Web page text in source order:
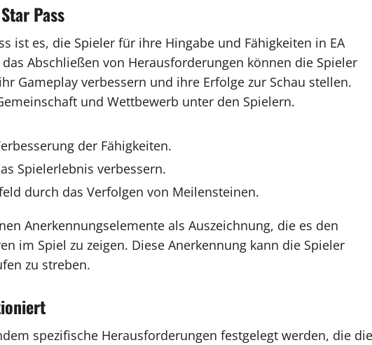
Pass
ist es, die Spieler für ihre Hingabe und Fähigkeiten in EA
das Abschließen von Herausforderungen können die Spieler
Gameplay verbessern und ihre Erfolge zur Schau stellen.
und Wettbewerb unter den Spielern.
der Fähigkeiten.
Spielerlebnis verbessern.
durch das Verfolgen von Meilensteinen.
Anerkennungselemente als Auszeichnung, die es den
im Spiel zu zeigen. Diese Anerkennung kann die Spieler
zu streben.
spezifische Herausforderungen festgelegt werden, die die